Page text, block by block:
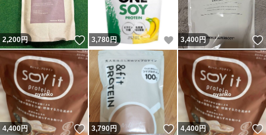
2,200円 いいね！
3,780円 いいね！
3,400円
4,400円 いいね！
3,790円 いいね！
4,400円